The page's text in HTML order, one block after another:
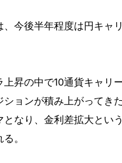
今後半年程度は円キャ
昇の中で10通貨キャリ
ョンが積み上がってき
なり、金利差拡大とい
。